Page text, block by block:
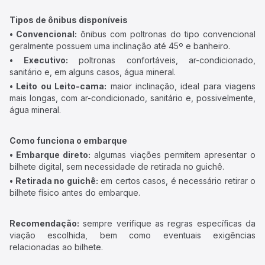
Tipos de ônibus disponíveis
• Convencional: ônibus com poltronas do tipo convencional
geralmente possuem uma inclinação até 45º e banheiro.
• Executivo: poltronas confortáveis, ar-condicionado,
sanitário e, em alguns casos, água mineral.
• Leito ou Leito-cama: maior inclinação, ideal para viagens
mais longas, com ar-condicionado, sanitário e, possivelmente,
água mineral.
Como funciona o embarque
• Embarque direto: algumas viações permitem apresentar o
bilhete digital, sem necessidade de retirada no guichê.
• Retirada no guichê: em certos casos, é necessário retirar o
bilhete físico antes do embarque.
Recomendação: sempre verifique as regras específicas da
viação escolhida, bem como eventuais exigências
relacionadas ao bilhete.